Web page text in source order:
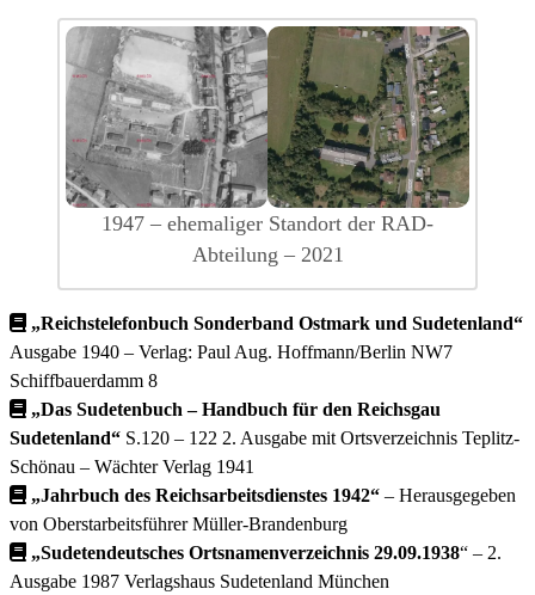
1947 – ehemaliger Standort der RAD-
Abteilung – 2021
„Reichstelefonbuch Sonderband Ostmark und Sudetenland“
Ausgabe 1940 – Verlag: Paul Aug. Hoffmann/Berlin NW7
Schiffbauerdamm 8
„Das Sudetenbuch – Handbuch für den Reichsgau
Sudetenland“ S.120 – 122 2. Ausgabe mit Ortsverzeichnis Teplitz-
Schönau – Wächter Verlag 1941
„Jahrbuch des Reichsarbeitsdienstes 1942“ – Herausgegeben
von Oberstarbeitsführer Müller-Brandenburg
„Sudetendeutsches Ortsnamenverzeichnis 29.09.1938“ – 2.
Ausgabe 1987 Verlagshaus Sudetenland München